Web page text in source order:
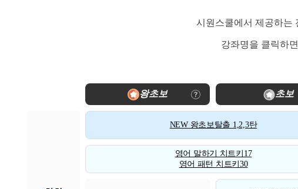
시원스쿨에서 제공하는
강좌명을 클릭하
왕초보 초보
NEW 왕초보탈출 1,2,3탄
영어 말하기 치트키17
영어 패턴 치트키30